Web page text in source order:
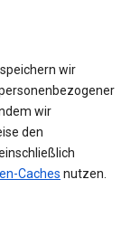
wir
wir
den
Caches nutzen.